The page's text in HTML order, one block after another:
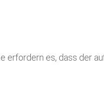
erfordern es, dass der